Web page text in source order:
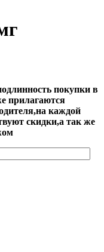
покупки в
прилагаются
каждой
скидки,а так же